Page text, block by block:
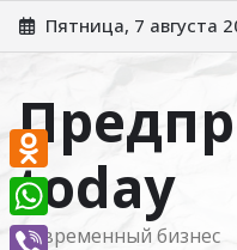
Перейти
к
Пятница, 7 августа
today
Современный бизнес
Odnoklassniki
WhatsApp